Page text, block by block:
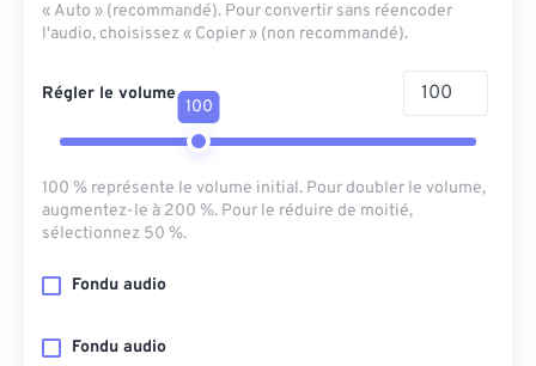
« Auto » (recommandé). Pour convertir sans réencoder
l'audio, choisissez « Copier » (non recommandé).
Régler le volume
100
100 % représente le volume initial. Pour doubler le volume,
augmentez-le à 200 %. Pour le réduire de moitié,
sélectionnez 50 %.
Fondu audio
Fondu audio